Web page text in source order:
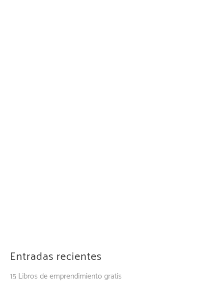
Entradas recientes
15 Libros de emprendimiento gratis